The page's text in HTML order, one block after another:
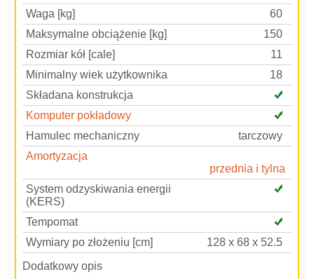
Waga [kg]
60
Maksymalne obciążenie [kg]
150
Rozmiar kół [cale]
11
Minimalny wiek użytkownika
18
Składana konstrukcja
Komputer pokładowy
Hamulec mechaniczny
tarczowy
Amortyzacja
przednia i tylna
System odzyskiwania energii
(KERS)
Tempomat
Wymiary po złożeniu [cm]
128 x 68 x 52.5
Dodatkowy opis